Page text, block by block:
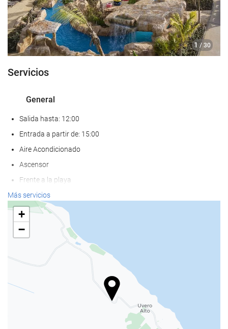
1 / 30
Servicios
General
Salida hasta: 12:00
Entrada a partir de: 15:00
Aire Acondicionado
Ascensor
Frente a la playa
Adaptado para personas con movilidad reducida
Habitaciones No fumadores
No admite mascotas
Ocio y familias
Sala de juegos
Préstamo de material de juegos
Más servicios
+
−